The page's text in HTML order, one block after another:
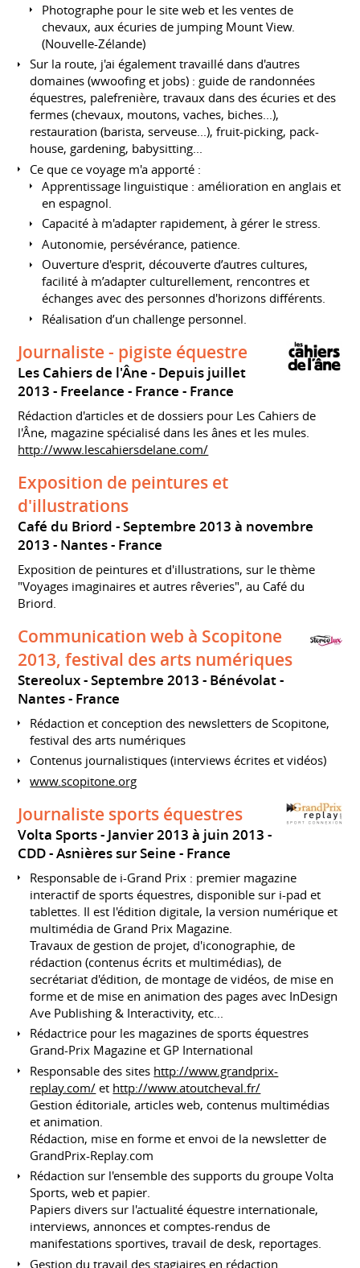
Photographe pour le site web et les ventes de
chevaux, aux écuries de jumping Mount View.
(Nouvelle-Zélande)
Sur la route, j'ai également travaillé dans d'autres
domaines (wwoofing et jobs) : guide de randonnées
équestres, palefrenière, travaux dans des écuries et des
fermes (chevaux, moutons, vaches, biches...),
restauration (barista, serveuse...), fruit-picking, pack-
house, gardening, babysitting...
Ce que ce voyage m'a apporté :
Apprentissage linguistique : amélioration en anglais et
en espagnol.
Capacité à m'adapter rapidement, à gérer le stress.
Autonomie, persévérance, patience.
Ouverture d'esprit, découverte d’autres cultures,
facilité à m’adapter culturellement, rencontres et
échanges avec des personnes d'horizons différents.
Réalisation d’un challenge personnel.
Journaliste - pigiste équestre
Les Cahiers de l'Âne
Depuis juillet
2013 Freelance France France
Rédaction d'articles et de dossiers pour Les Cahiers de
l'Âne, magazine spécialisé dans les ânes et les mules.
http://www.lescahiersdelane.com/
Exposition de peintures et
d'illustrations
Café du Briord
Septembre 2013 à novembre
2013 Nantes France
Exposition de peintures et d'illustrations, sur le thème
"Voyages imaginaires et autres rêveries", au Café du
Briord.
Communication web à Scopitone
2013, festival des arts numériques
Stereolux Septembre 2013 Bénévolat
Nantes
France
Rédaction et conception des newsletters de Scopitone,
festival des arts numériques
Contenus journalistiques (interviews écrites et vidéos)
www.scopitone.org
Journaliste sports équestres
Volta Sports
Janvier 2013 à juin 2013
CDD
Asnières sur Seine France
Responsable de i-Grand Prix : premier magazine
interactif de sports équestres, disponible sur i-pad et
tablettes. Il est l'édition digitale, la version numérique et
multimédia de Grand Prix Magazine.
Travaux de gestion de projet, d'iconographie, de
rédaction (contenus écrits et multimédias), de
secrétariat d'édition, de montage de vidéos, de mise en
forme et de mise en animation des pages avec InDesign
Ave Publishing & Interactivity, etc...
Rédactrice pour les magazines de sports équestres
Grand-Prix Magazine et GP International
Responsable des sites http://www.grandprix-
replay.com/ et http://www.atoutcheval.fr/
Gestion éditoriale, articles web, contenus multimédias
et animation.
Rédaction, mise en forme et envoi de la newsletter de
GrandPrix-Replay.com
Rédaction sur l'ensemble des supports du groupe Volta
Sports, web et papier.
Papiers divers sur l'actualité équestre internationale,
interviews, annonces et comptes-rendus de
manifestations sportives, travail de desk, reportages.
Gestion du travail des stagiaires en rédaction